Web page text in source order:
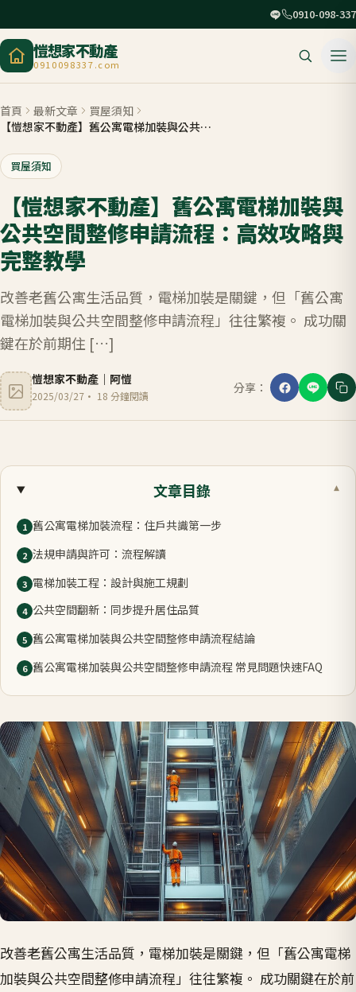
0910-098-337
愷想家不動產
0910098337.com
首頁 最新文章
買屋須知
【愷想家不動產】舊公寓電梯加裝與公共空間整修申請流程：高效攻略與完整教學
買屋須知
【愷想家不動產】舊公寓電梯加裝與
公共空間整修申請流程：高效攻略與
完整教學
改善老舊公寓生活品質，電梯加裝是關鍵，但「舊公寓
電梯加裝與公共空間整修申請流程」往往繁複。 成功關
鍵在於前期住 […]
愷想家不動產 ｜ 阿愷
2025/03/27 · 18 分鐘閱讀
分享：
文章目錄 ▾
1 舊公寓電梯加裝流程：住戶共識第一步
2 法規申請與許可：流程解讀
3 電梯加裝工程：設計與施工規劃
4 公共空間翻新：同步提升居住品質
5 舊公寓電梯加裝與公共空間整修申請流程結論
6 舊公寓電梯加裝與公共空間整修申請流程 常見問題快速FAQ
改善老舊公寓生活品質，電梯加裝是關鍵，但「舊公寓電梯
加裝與公共空間整修申請流程」往往繁複。 成功關鍵在於前